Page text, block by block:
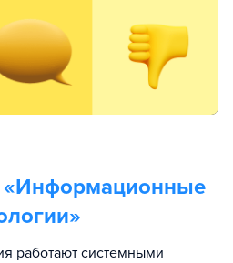
Информационные
»
работают системными